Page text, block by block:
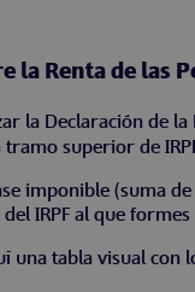
la Renta de las
la Declaración de la
superior de
imponible (suma
IRPF al que
una tabla visual con